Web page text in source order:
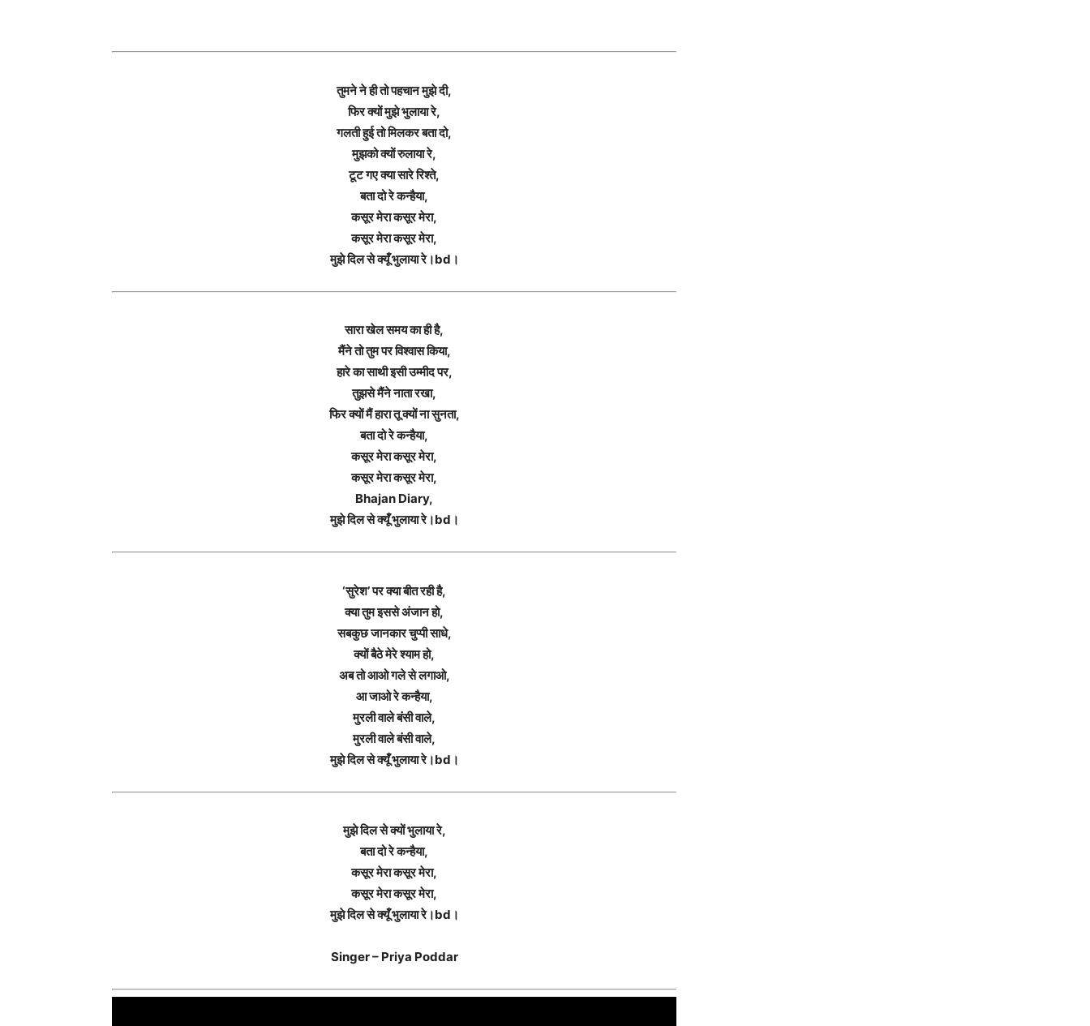
तुमने ने ही तो पहचान मुझे दी,
फिर क्यों मुझे भुलाया रे,
गलती हुई तो मिलकर बता दो,
मुझको क्यों रुलाया रे,
टूट गए क्या सारे रिश्ते,
बता दो रे कन्हैया,
कसूर मेरा कसूर मेरा,
कसूर मेरा कसूर मेरा,
मुझे दिल से क्यूँ भुलाया रे।bd।
सारा खेल समय का ही है,
मैंने तो तुम पर विश्वास किया,
हारे का साथी इसी उम्मीद पर,
तुझसे मैंने नाता रखा,
फिर क्यों मैं हारा तू क्यों ना सुनता,
बता दो रे कन्हैया,
कसूर मेरा कसूर मेरा,
कसूर मेरा कसूर मेरा,
Bhajan Diary,
मुझे दिल से क्यूँ भुलाया रे।bd।
‘सुरेश’ पर क्या बीत रही है,
क्या तुम इससे अंजान हो,
सबकुछ जानकार चुप्पी साधे,
क्यों बैठे मेरे श्याम हो,
अब तो आओ गले से लगाओ,
आ जाओ रे कन्हैया,
मुरली वाले बंसी वाले,
मुरली वाले बंसी वाले,
मुझे दिल से क्यूँ भुलाया रे।bd।
मुझे दिल से क्यों भुलाया रे,
बता दो रे कन्हैया,
कसूर मेरा कसूर मेरा,
कसूर मेरा कसूर मेरा,
मुझे दिल से क्यूँ भुलाया रे।bd।
Singer – Priya Poddar